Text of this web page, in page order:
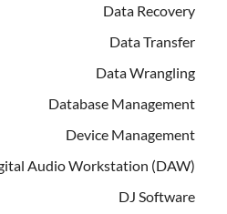
Data Recovery
Data Transfer
Data Wrangling
Database Management
Device Management
Audio Workstation (DAW)
DJ Software